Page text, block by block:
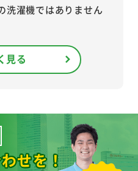
洗濯機ではありません
見る
せを！